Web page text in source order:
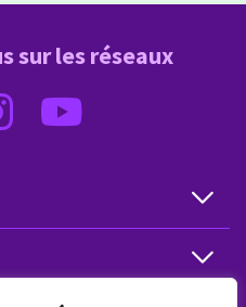
sur les réseaux